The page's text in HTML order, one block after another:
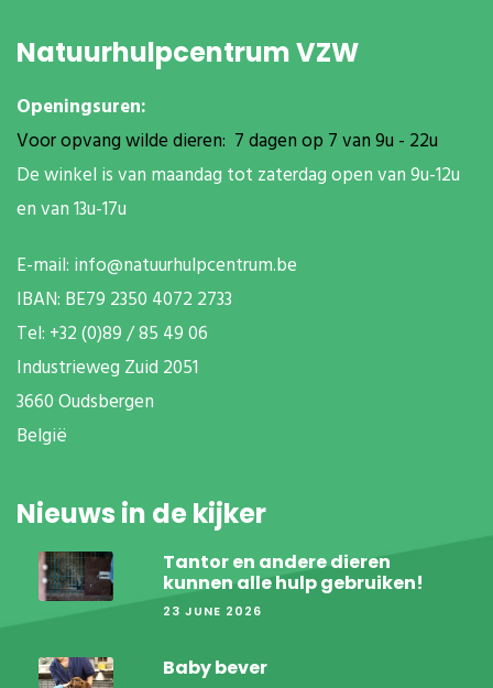
Natuurhulpcentrum VZW
Openingsuren:
Voor opvang wilde dieren: 7 dagen op 7 van 9u - 22u
De winkel is van maandag tot zaterdag open van 9u-12u
en van 13u-17u
E-mail: info@natuurhulpcentrum.be
IBAN: BE79 2350 4072 2733
Tel: +32 (0)89 / 85 49 06
Industrieweg Zuid 2051
3660 Oudsbergen
België
Nieuws in de kijker
Tantor en andere dieren
kunnen alle hulp gebruiken!
23 JUNE 2026
Baby bever